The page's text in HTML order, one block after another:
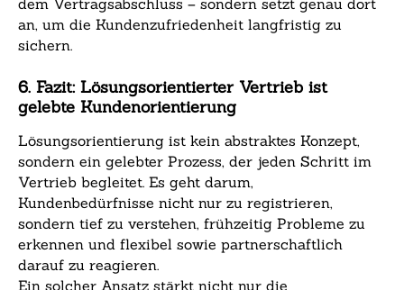
an, um die Kundenzufriedenheit langfristig zu
sichern.
6. Fazit: Lösungsorientierter Vertrieb ist
gelebte Kundenorientierung
Lösungsorientierung ist kein abstraktes Konzept,
sondern ein gelebter Prozess, der jeden Schritt im
Vertrieb begleitet. Es geht darum,
Kundenbedürfnisse nicht nur zu registrieren,
sondern tief zu verstehen, frühzeitig Probleme zu
erkennen und flexibel sowie partnerschaftlich
darauf zu reagieren.
Ein solcher Ansatz stärkt nicht nur die